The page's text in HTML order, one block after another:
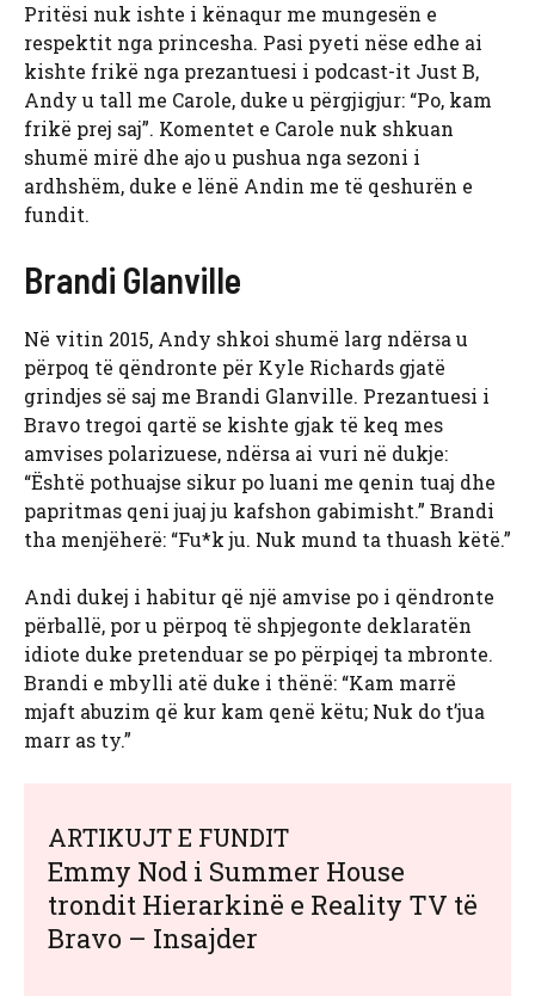
Pritësi nuk ishte i kënaqur me mungesën e
respektit nga princesha. Pasi pyeti nëse edhe ai
kishte frikë nga prezantuesi i podcast-it Just B,
Andy u tall me Carole, duke u përgjigjur: “Po, kam
frikë prej saj”. Komentet e Carole nuk shkuan
shumë mirë dhe ajo u pushua nga sezoni i
ardhshëm, duke e lënë Andin me të qeshurën e
fundit.
Brandi Glanville
Në vitin 2015, Andy shkoi shumë larg ndërsa u
përpoq të qëndronte për Kyle Richards gjatë
grindjes së saj me Brandi Glanville. Prezantuesi i
Bravo tregoi qartë se kishte gjak të keq mes
amvises polarizuese, ndërsa ai vuri në dukje:
“Është pothuajse sikur po luani me qenin tuaj dhe
papritmas qeni juaj ju kafshon gabimisht.” Brandi
tha menjëherë: “Fu*k ju. Nuk mund ta thuash këtë.”
Andi dukej i habitur që një amvise po i qëndronte
përballë, por u përpoq të shpjegonte deklaratën
idiote duke pretenduar se po përpiqej ta mbronte.
Brandi e mbylli atë duke i thënë: “Kam marrë
mjaft abuzim që kur kam qenë këtu; Nuk do t’jua
marr as ty.”
ARTIKUJT E FUNDIT
Emmy Nod i Summer House
trondit Hierarkinë e Reality TV të
Bravo – Insajder